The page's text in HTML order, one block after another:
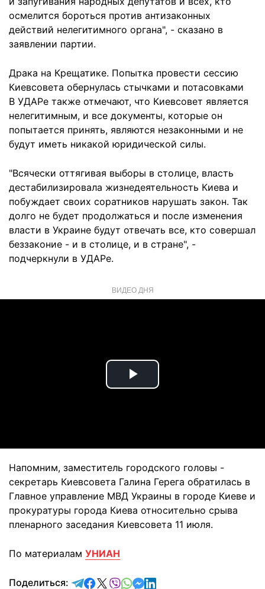
осмелится бороться против антизаконных
действий нелегитимного органа", - сказано в
заявлении партии.
Драка на Крещатике. Попытка провести сессию
Киевсовета обернулась стычками и потасовками
В УДАРе также отмечают, что Киевсовет является
нелегитимным, и все документы, которые он
попытается принять, являются незаконными и не
будут иметь никакой юридической силы.
"Всячески оттягивая выборы в столице, власть
дестабилизировала жизнедеятельность Киева и
побуждает своих соратников нарушать закон. Так
долго не будет продолжаться и после изменения
власти в Украине будут отвечать все, кто совершал
беззаконие - и в столице, и в стране", -
подчеркнули в УДАРе.
ВИДЕО ДНЯ
Play
Напомним, заместитель городского головы -
секретарь Киевсовета Галина Герега обратилась в
Главное управление МВД Украины в городе Киеве и
прокуратуры города Киева относительно срыва
пленарного заседания Киевсовета 11 июля.
По материалам УНИАН
Поделиться: отправить в Telegram
поделиться в Facebook
поделиться в X
отправить в Viber
отправить в Whatsapp
отправить в Messenger
отправить в LinkedIn